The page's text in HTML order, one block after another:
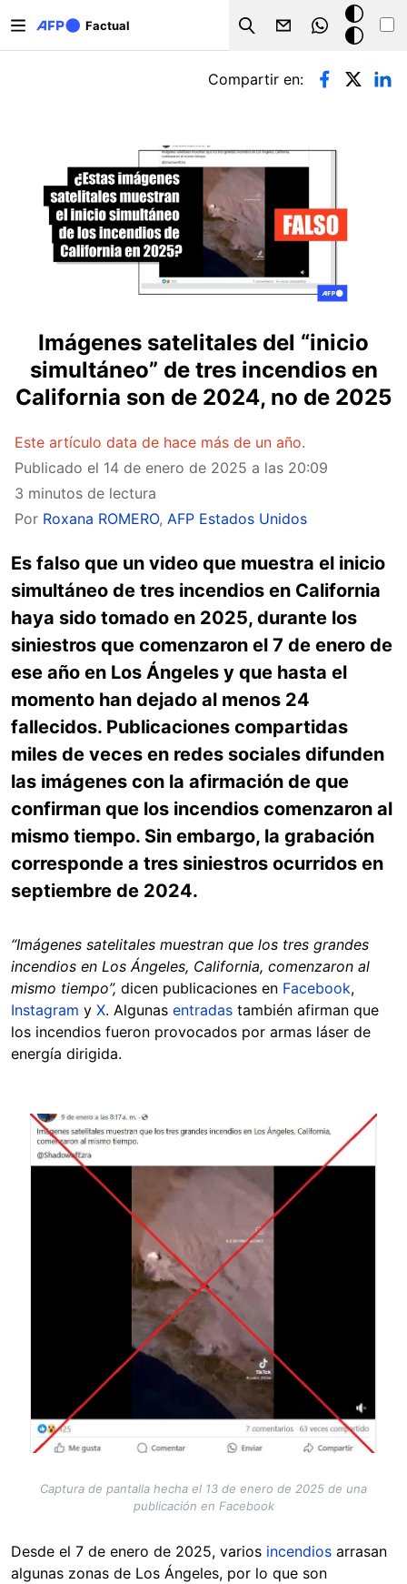
Factual
Search
Modo
oscuro
Solapas principales
Compartir en:
Imágenes satelitales del “inicio
simultáneo” de tres incendios en
California son de 2024, no de 2025
Este artículo data de hace más de un año.
Publicado el 14 de enero de 2025 a las 20:09
3 minutos de lectura
Por Roxana ROMERO, AFP Estados Unidos
Es falso que un video que muestra el inicio
simultáneo de tres incendios en California
haya sido tomado en 2025, durante los
siniestros que comenzaron el 7 de enero de
ese año en Los Ángeles y que hasta el
momento han dejado al menos 24
fallecidos. Publicaciones compartidas
miles de veces en redes sociales difunden
las imágenes con la afirmación de que
confirman que los incendios comenzaron al
mismo tiempo. Sin embargo, la grabación
corresponde a tres siniestros ocurridos en
septiembre de 2024.
“Imágenes satelitales muestran que los tres grandes
incendios en Los Ángeles, California, comenzaron al
mismo tiempo”, dicen publicaciones en Facebook,
Instagram y X. Algunas entradas también afirman que
los incendios fueron provocados por armas láser de
energía dirigida.
Image
Captura de pantalla hecha el 13 de enero de 2025 de una
publicación en Facebook
Desde el 7 de enero de 2025, varios incendios arrasan
algunas zonas de Los Ángeles, por lo que son